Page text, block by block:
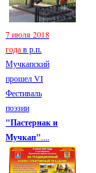
7 июля 2018
годав р.п.
Мучкапский
прошел VI
Фестиваль
поэзии
"Пастернак и
Мучкап"....